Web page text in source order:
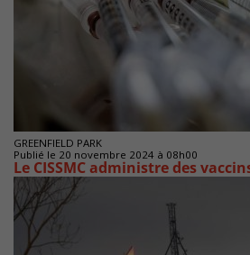
GREENFIELD PARK
Publié le 20 novembre 2024 à 08h00
Le CISSMC administre des